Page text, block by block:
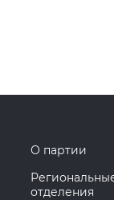
О партии
отделения